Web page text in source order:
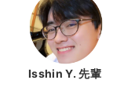
Isshin Y.先輩